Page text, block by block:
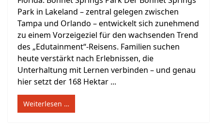
Park in Lakeland – zentral gelegen zwischen
Tampa und Orlando – entwickelt sich zunehmend
zu einem Vorzeigeziel für den wachsenden Trend
des „Edutainment“-Reisens. Familien suchen
heute verstärkt nach Erlebnissen, die
Unterhaltung mit Lernen verbinden – und genau
hier setzt der 168 Hektar ...
Weiterlesen …